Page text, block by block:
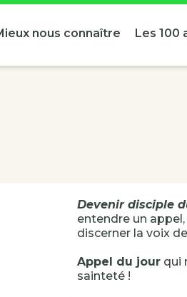
nous connaître Les 100
Devenir disciple
entendre un
discerner la voix
Appel du jour qui
sainteté !